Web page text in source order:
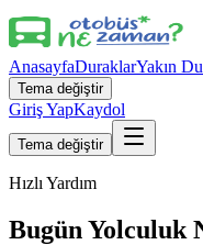
AnasayfaDuraklarYakın
Tema değiştir
Giriş YapKaydol
Tema değiştir
Hızlı Yardım
Bugün Yolculuk